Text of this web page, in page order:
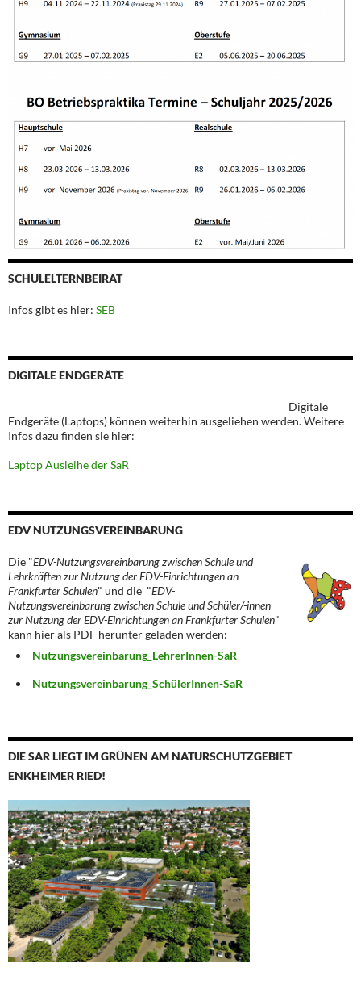
SCHULELTERNBEIRAT
Infos gibt es hier: SEB
DIGITALE ENDGERÄTE
Digitale
Endgeräte (Laptops) können weiterhin ausgeliehen werden. Weitere
Infos dazu finden sie hier:
Laptop Ausleihe der SaR
EDV NUTZUNGSVEREINBARUNG
Die "EDV-Nutzungsvereinbarung zwischen Schule und
Lehrkräften zur Nutzung der EDV-Einrichtungen an
Frankfurter Schulen" und die "EDV-
Nutzungsvereinbarung zwischen Schule und Schüler/-innen
zur Nutzung der EDV-Einrichtungen an Frankfurter Schulen"
kann hier als PDF herunter geladen werden:
Nutzungsvereinbarung_LehrerInnen-SaR
Nutzungsvereinbarung_SchülerInnen-SaR
DIE SAR LIEGT IM GRÜNEN AM NATURSCHUTZGEBIET
ENKHEIMER RIED!